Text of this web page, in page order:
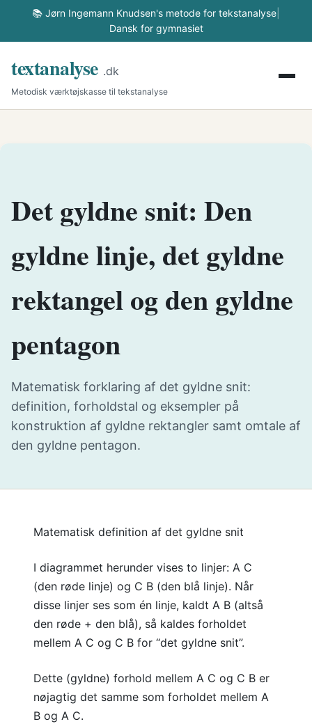
📚 Jørn Ingemann Knudsen's metode for tekstanalyse
Dansk for gymnasiet
textanalyse .dk
Metodisk værktøjskasse til tekstanalyse
Det gyldne snit: Den
gyldne linje, det gyldne
rektangel og den gyldne
pentagon
Matematisk forklaring af det gyldne snit:
definition, forholdstal og eksempler på
konstruktion af gyldne rektangler samt omtale af
den gyldne pentagon.
Matematisk definition af det gyldne snit
I diagrammet herunder vises to linjer: A C
(den røde linje) og C B (den blå linje). Når
disse linjer ses som én linje, kaldt A B (altså
den røde + den blå), så kaldes forholdet
mellem A C og C B for “det gyldne snit”.
Dette (gyldne) forhold mellem A C og C B er
nøjagtig det samme som forholdet mellem A
B og A C.